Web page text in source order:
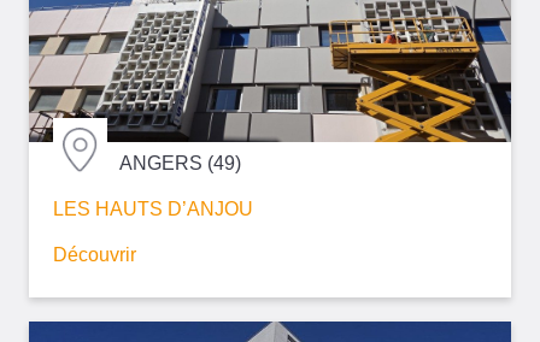
ANGERS (49)
LES HAUTS D’ANJOU
Découvrir